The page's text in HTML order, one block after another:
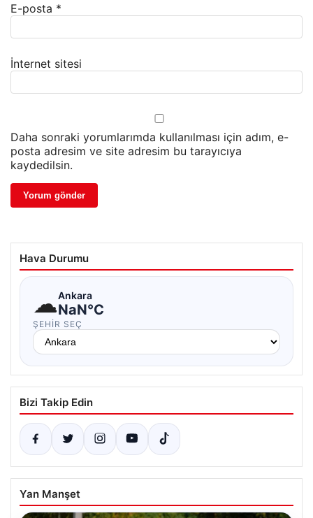
E-posta *
İnternet sitesi
Daha sonraki yorumlarımda kullanılması için adım, e-
posta adresim ve site adresim bu tarayıcıya
kaydedilsin.
Hava Durumu
☁Ankara
NaN°C
ŞEHIR SEÇ
Bizi Takip Edin
Yan Manşet